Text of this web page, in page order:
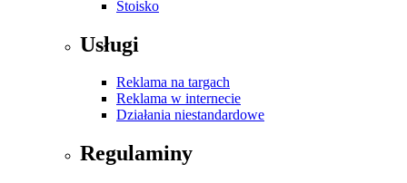
Stoisko
Usługi
Reklama na targach
Reklama w internecie
Działania niestandardowe
Regulaminy